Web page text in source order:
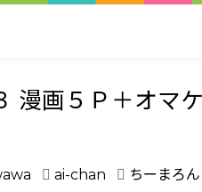
漫画５Ｐ＋オマ
ai-chan ちーまろん